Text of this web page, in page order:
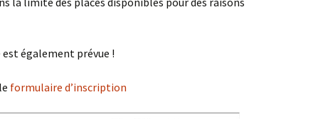
également prévue !
formulaire d’inscription